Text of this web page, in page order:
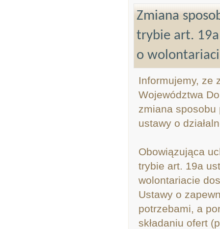
Zmiana
trybie art. 19a
o
Informujemy, ze
Województwa
zmiana sposobu
ustawy o
Obowiązująca
trybie art. 19a
wolontariacie
Ustawy o
potrzebami, a
składaniu ofert